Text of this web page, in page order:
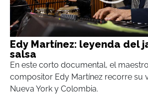
Edy Martínez: leyenda del
salsa
En este corto documental, el
compositor Edy Martínez recorre su
Nueva York y Colombia.